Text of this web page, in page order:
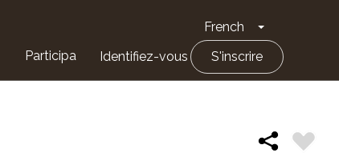
French Toggle
Participa Identifiez-vous S'inscrire